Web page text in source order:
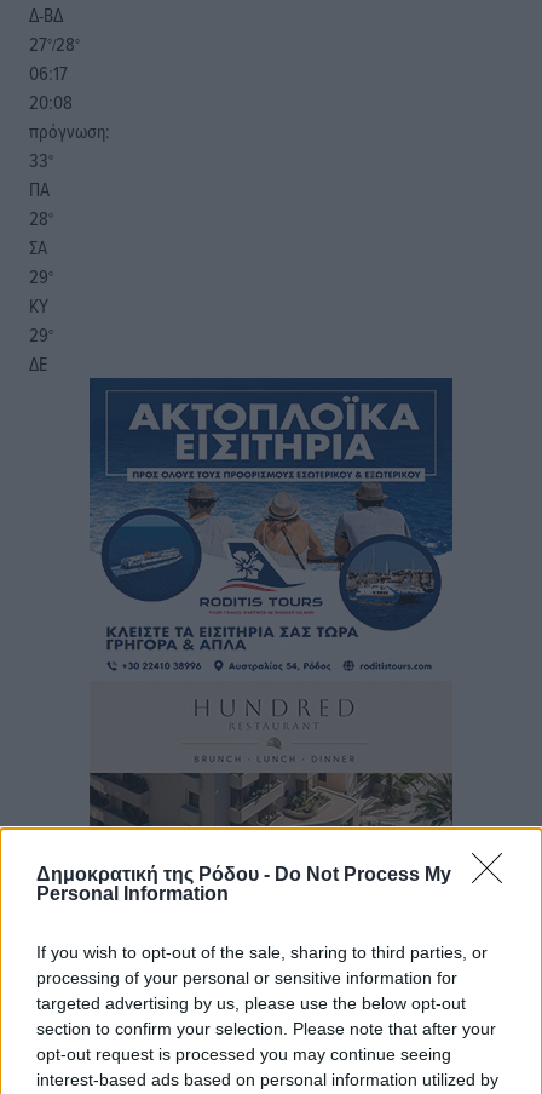
Δημοκρατική της Ρόδου - Do Not Process My
Personal Information
If you wish to opt-out of the sale, sharing to third parties, or
processing of your personal or sensitive information for
targeted advertising by us, please use the below opt-out
section to confirm your selection. Please note that after your
opt-out request is processed you may continue seeing
interest-based ads based on personal information utilized by
Δ-ΒΔ
27°/28°
06:17
20:08
πρόγνωση:
33°
ΠΑ
28°
ΣΑ
29°
ΚΥ
29°
ΔΕ